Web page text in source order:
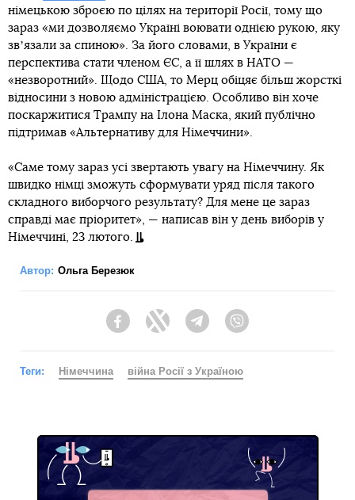
німецькою зброєю по цілях на території Росії, тому що
зараз «ми дозволяємо Україні воювати однією рукою, яку
звʼязали за спиною». За його словами, в України є
перспектива стати членом ЄС, а її шлях в НАТО —
«незворотний». Щодо США, то Мерц обіцяє більш жорсткі
відносини з новою адміністрацією. Особливо він хоче
поскаржитися Трампу на Ілона Маска, який публічно
підтримав «Альтернативу для Німеччини».
«Саме тому зараз усі звертають увагу на Німеччину. Як
швидко німці зможуть сформувати уряд після такого
складного виборчого результату? Для мене це зараз
справді має пріоритет», — написав він у день виборів у
Німеччині, 23 лютого.
Автор: Ольга Березюк
FacebookTwitter Telegram
Теги: Німеччина війна Росії з Україною